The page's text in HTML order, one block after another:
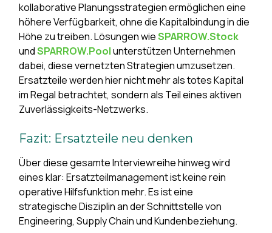
kollaborative Planungsstrategien ermöglichen eine
höhere Verfügbarkeit, ohne die Kapitalbindung in die
Höhe zu treiben. Lösungen wieSPARROW.Stock
undSPARROW.Poolunterstützen Unternehmen
dabei, diese vernetzten Strategien umzusetzen.
Ersatzteile werden hier nicht mehr als totes Kapital
im Regal betrachtet, sondern als Teil eines aktiven
Zuverlässigkeits-Netzwerks.
Fazit: Ersatzteile neu denken
Über diese gesamte Interviewreihe hinweg wird
eines klar: Ersatzteilmanagement ist keine rein
operative Hilfsfunktion mehr. Es ist eine
strategische Disziplin an der Schnittstelle von
Engineering, Supply Chain und Kundenbeziehung.